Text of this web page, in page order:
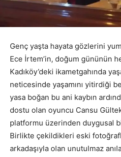
Genç yaşta hayata gözlerini
Ece İrtem’in, doğum gününün
Kadıköy’deki ikametgahında
neticesinde yaşamını yitirdiği
yasa boğan bu ani kaybın
dostu olan oyuncu Cansu
platformu üzerinden duygusal
Birlikte çekildikleri eski
arkadaşıyla olan unutulmaz